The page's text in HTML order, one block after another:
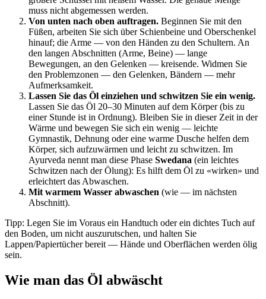
muss nicht abgemessen werden.
Von unten nach oben auftragen. Beginnen Sie mit den
Füßen, arbeiten Sie sich über Schienbeine und Oberschenkel
hinauf; die Arme — von den Händen zu den Schultern. An
den langen Abschnitten (Arme, Beine) — lange
Bewegungen, an den Gelenken — kreisende. Widmen Sie
den Problemzonen — den Gelenken, Bändern — mehr
Aufmerksamkeit.
Lassen Sie das Öl einziehen und schwitzen Sie ein wenig.
Lassen Sie das Öl 20–30 Minuten auf dem Körper (bis zu
einer Stunde ist in Ordnung). Bleiben Sie in dieser Zeit in der
Wärme und bewegen Sie sich ein wenig — leichte
Gymnastik, Dehnung oder eine warme Dusche helfen dem
Körper, sich aufzuwärmen und leicht zu schwitzen. Im
Ayurveda nennt man diese Phase Swedana (ein leichtes
Schwitzen nach der Ölung): Es hilft dem Öl zu «wirken» und
erleichtert das Abwaschen.
Mit warmem Wasser abwaschen (wie — im nächsten
Abschnitt).
Tipp: Legen Sie im Voraus ein Handtuch oder ein dichtes Tuch auf
den Boden, um nicht auszurutschen, und halten Sie
Lappen/Papiertücher bereit — Hände und Oberflächen werden ölig
sein.
Wie man das Öl abwäscht